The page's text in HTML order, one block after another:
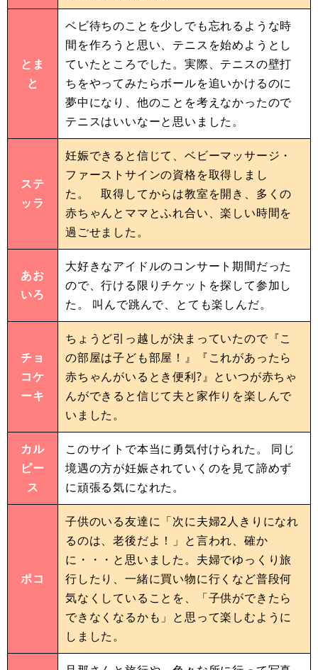
とま
と
ベビ待ちのことを少しでも忘れるような時
間を作ろうと思い、テニスを始めようとし
ていたところでした。実際、テニスの壁打
ちをやってみたらボールを追いかけるのに
夢中になり、他のことを考えなかったので
テニスはいいなーと思いました。
ステ
ッラ
妊娠できると信じて、ベビーマッサージ・
ファーストサインの資格を取得しまし
た。 取得してからは教室を開き、多くの
赤ちゃんとママとふれ合い、楽しい時間を
過ごせました。
あお
いろ
大好きなアイドルのコンサート期間だった
ので、行ける限りチケットを探して参加し
た。 叫んで跳んで、とても楽しんだ。
チョ
コケ
ーキ
ちょうど引っ越しが決まっていたので『こ
の部屋は子ども部屋！』『これがあったら
赤ちゃんがいるとき便利?』といつが赤ちゃ
んができると信じて夫と家作りを楽しんで
いました。
カル
ピー
ス
このサイトで本当に勇気付けられた。 同じ
境遇の方が妊娠されていくのを見て諦めず
に頑張る気になれた。
ポコ
子供のいる友達に「次に夫婦2人きりになれ
るのは、老後だよ！」と言われ、確か
に・・・と思いました。夫婦でゆっくり旅
行したり、一緒に買い物に行くなど普段何
気なくしていることを、「子供ができたら
できなくなるかも」と思って楽しむように
しました。